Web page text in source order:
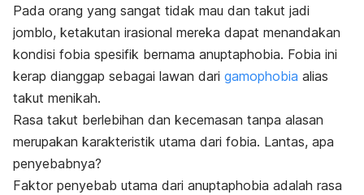
Pada orang yang sangat tidak mau dan takut jadi
jomblo, ketakutan irasional mereka dapat menandakan
kondisi fobia spesifik bernama anuptaphobia. Fobia ini
kerap dianggap sebagai lawan dari gamophobia alias
takut menikah.
Rasa takut berlebihan dan kecemasan tanpa alasan
merupakan karakteristik utama dari fobia. Lantas, apa
penyebabnya?
Faktor penyebab utama dari anuptaphobia adalah rasa